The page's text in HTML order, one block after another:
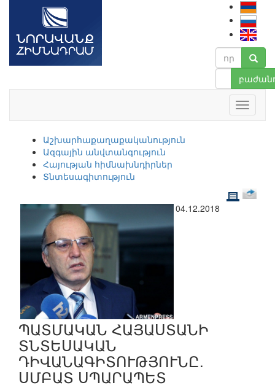
Աշխարհաքաղաքականություն
Ազգային անվտանգություն
Հայության հիմնախնդիրներ
Տնտեսագիտություն
04.12.2018
ՊԱՏՄԱԿԱՆ ՀԱՅԱՍՏԱՆԻ
ՏՆՏԵՍԱԿԱՆ
ԴԻՎԱՆԱԳԻՏՈՒԹՅՈՒՆԸ.
ՍՄԲԱՏ ՍՊԱՐԱՊԵՏ